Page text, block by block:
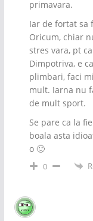
primavara.
Iar de fortat sa
Oricum, chiar
stres vara, pt
Dimpotriva, e
plimbari, faci
mult. Iarna nu
de mult sport.
Se pare ca la
boala asta
o 🙂
0